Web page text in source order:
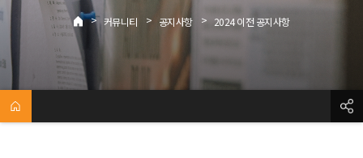
> 커뮤니티 > 공지사항 > 2024 이전 공지사항